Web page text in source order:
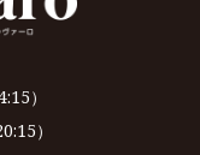
）
）